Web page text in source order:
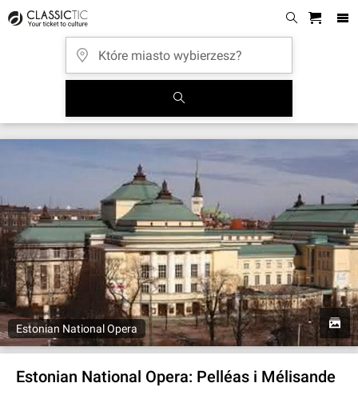
Estonian National Opera
Estonian National Opera: Pelléas i Mélisande